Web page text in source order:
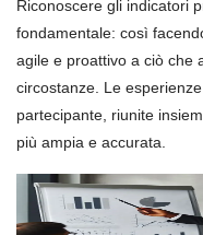
Riconoscere gli indicatori
fondamentale: così
agile e proattivo a ciò che
circostanze. Le
partecipante, riunite
più ampia e accurata.